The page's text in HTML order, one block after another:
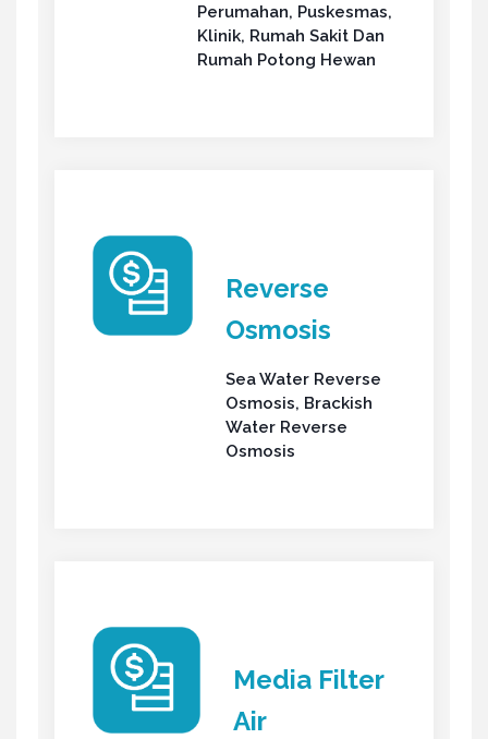
Perumahan, Puskesmas,
Klinik, Rumah Sakit Dan
Rumah Potong Hewan
Reverse
Osmosis
Sea Water Reverse
Osmosis, Brackish
Water Reverse
Osmosis
Media Filter
Air